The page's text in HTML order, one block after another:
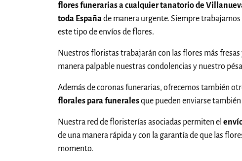
flores funerarias a cualquier tanatorio de
toda Españade manera urgente. Siempre
este tipo de envíos de flores.
Nuestros floristas trabajarán con las flores más
manera palpable nuestras condolencias y nuestro
Además de coronas funerarias, ofrecemos también
florales para funeralesque pueden enviarse
Nuestra red de floristerías asociadas permiten el
de una manera rápida y con la garantía de que las
momento.